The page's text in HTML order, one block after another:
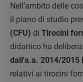
Nell’ambito delle
il piano di studio
(CFU) di Tirocini
didattico ha
dall'a.a. 2014/2015
relativi ai tirocini